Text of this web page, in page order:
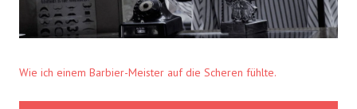
Wie ich einem Barbier-Meister auf die Scheren fühlte.